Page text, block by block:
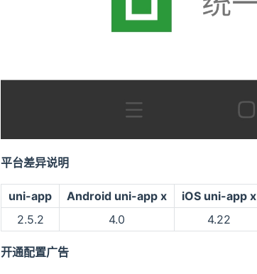
平台差异说明
uni-app Android uni-app x
iOS uni-app x
2.5.2
4.0 4.22
开通配置广告